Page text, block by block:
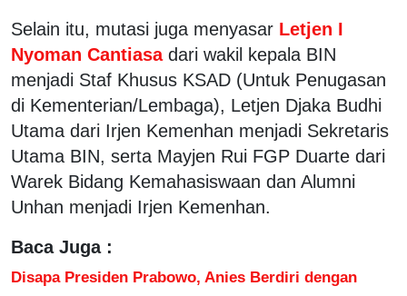
Selain itu, mutasi juga menyasar Letjen I
Nyoman Cantiasa dari wakil kepala BIN
menjadi Staf Khusus KSAD (Untuk Penugasan
di Kementerian/Lembaga), Letjen Djaka Budhi
Utama dari Irjen Kemenhan menjadi Sekretaris
Utama BIN, serta Mayjen Rui FGP Duarte dari
Warek Bidang Kemahasiswaan dan Alumni
Unhan menjadi Irjen Kemenhan.
Baca Juga :
Disapa Presiden Prabowo, Anies Berdiri dengan